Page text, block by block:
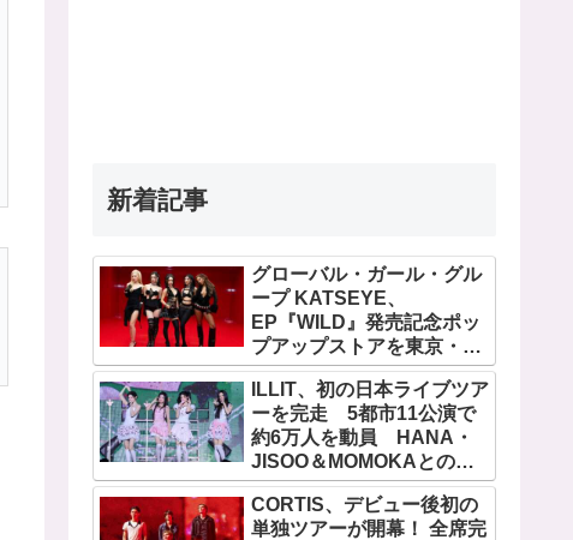
新着記事
グローバル・ガール・グル
ープ KATSEYE、
EP『WILD』発売記念ポッ
プアップストアを東京・原
宿で開催 限定グッズも登
場ILLIT、初の日本ライブツア
ーを完走 5都市11公演で
約6万人を動員 HANA・
JISOO＆MOMOKAとのス
ペシャルコラボも実現
CORTIS、デビュー後初の
単独ツアーが開幕！ 全席完